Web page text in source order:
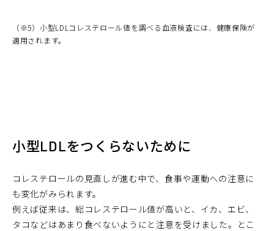
（※5）小型LDLコレステロール値を調べる血液検査には、健康保険が
適用されます。
小型LDLをつくらないために
コレステロールの見直しが進む中で、食事や運動への注意に
も変化がみられます。
例えば従来は、総コレステロール値が高いと、イカ、エビ、
タコなどはあまり食べないようにと注意を受けました。とこ